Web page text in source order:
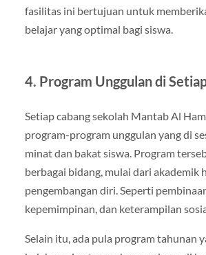
fasilitas ini bertujuan untuk
belajar yang optimal bagi siswa.
4. Program Unggulan di
Setiap cabang sekolah Mantab Al
program-program unggulan yang di
minat dan bakat siswa. Program
berbagai bidang, mulai dari akademik
pengembangan diri. Seperti
kepemimpinan, dan keterampilan
Selain itu, ada pula program tahunan